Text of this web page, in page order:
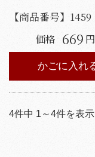
【商品番号】 1459
価格 669
かごに入れ
4件中 1 ～4件を表示